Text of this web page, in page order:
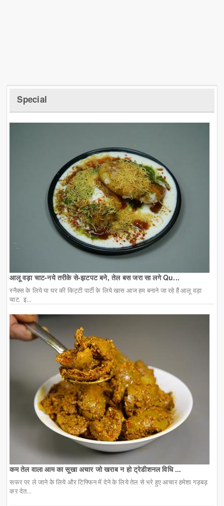
Special
आलू वड़ा चाट-नये तरीके से-झटपट बने, तेल बस जरा सा लगे Qu...
स्नैक्स के लिये या घर की किट्टी पार्टी के लिये खास आज हम बनाने जा रहे हैं आलू वड़ा
चाट. इ...
कम तेल वाला आम का सूखा अचार जो खराब न हो ट्रेडीशनल विधि ...
सफर पर ले जाने के लिये और टिफ्फिन में देने के लिये तेल से भरे हुए आचार हमेशा गड़बड़
कर देत...